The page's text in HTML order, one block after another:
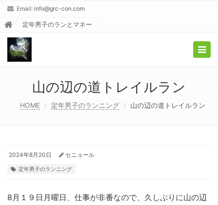
Email: info@grc-con.com
定年男子のランとマネー
山の辺の道トレイルラン
HOME 定年男子のランニング 山の辺の道トレイルラン
2024年8月20日 セニョール
定年男子のランニング
8月１９日月曜日、仕事が非番なので、久しぶりに山の辺